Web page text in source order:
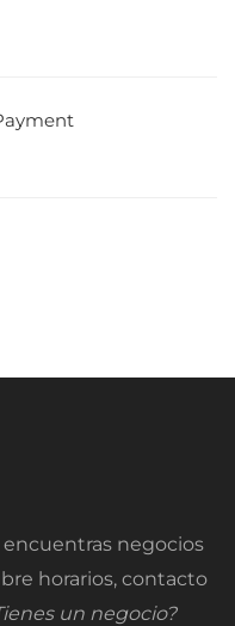
negocios
horarios, contacto
un negocio?